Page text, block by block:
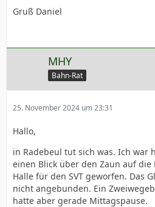
Gruß Daniel
MHY
Bahn-Rat
25. November 2024 um 23:31
Hallo,
in Radebeul tut sich was. Ich war
einen Blick über den Zaun auf
Halle für den SVT geworfen. Das
nicht angebunden. Ein
hatte aber gerade Mittagspause.